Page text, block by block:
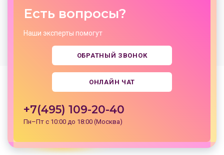
Есть вопросы?
Наши эксперты помогут
ОБРАТНЫЙ ЗВОНОК
ОНЛАЙН ЧАТ
+7(495) 109-20-40
Пн–Пт с 10:00 до 18:00 (Москва)